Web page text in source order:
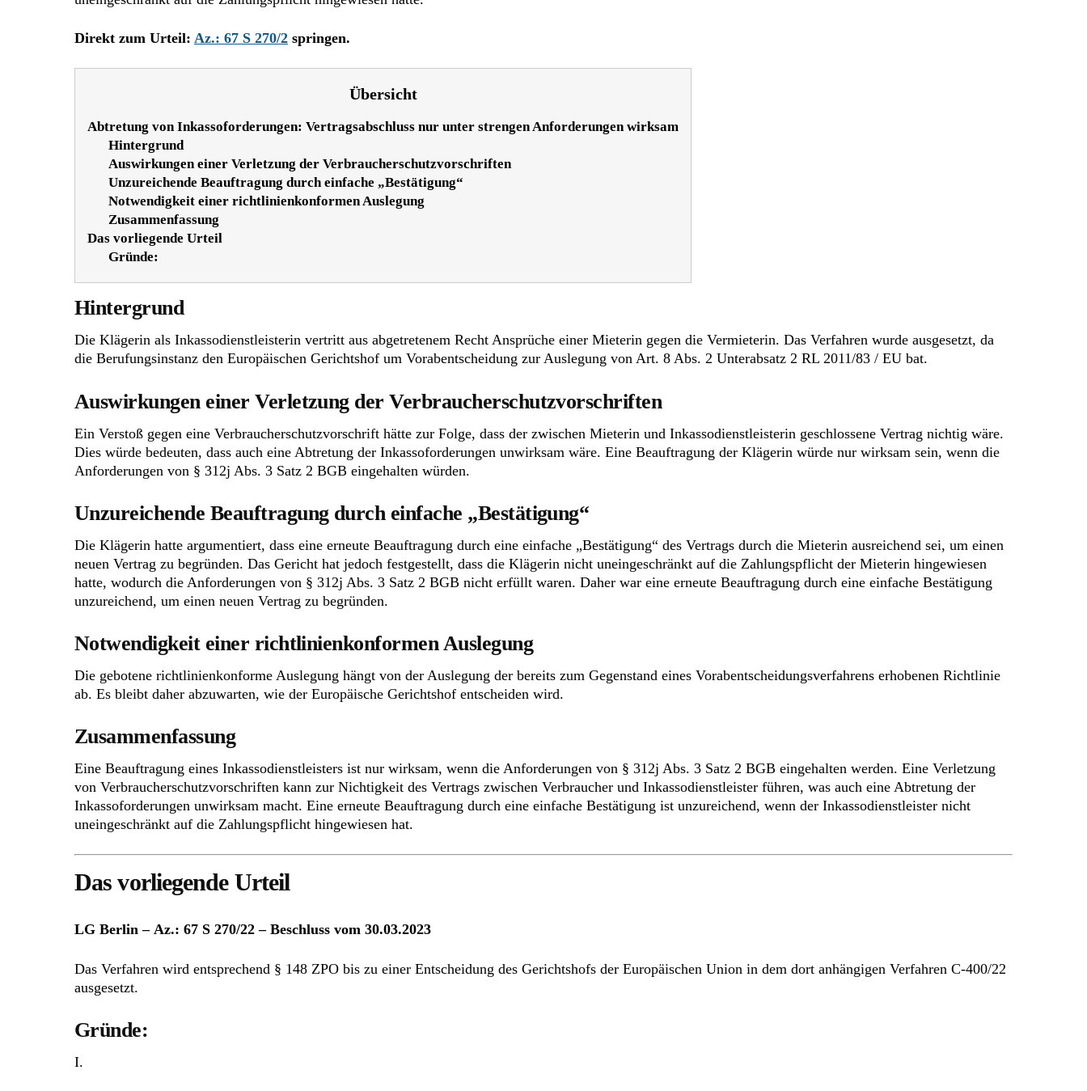
Direkt zum Urteil: Az.: 67 S 270/2 springen.
Übersicht
Abtretung von Inkassoforderungen: Vertragsabschluss nur unter strengen Anforderungen wirksam
Hintergrund
Auswirkungen einer Verletzung der Verbraucherschutzvorschriften
Unzureichende Beauftragung durch einfache „Bestätigung“
Notwendigkeit einer richtlinienkonformen Auslegung
Zusammenfassung
Das vorliegende Urteil
Gründe:
Hintergrund
Die Klägerin als Inkassodienstleisterin vertritt aus abgetretenem Recht Ansprüche einer Mieterin gegen die Vermieterin. Das Verfahren wurde ausgesetzt, da
die Berufungsinstanz den Europäischen Gerichtshof um Vorabentscheidung zur Auslegung von Art. 8 Abs. 2 Unterabsatz 2 RL 2011/83 / EU bat.
Auswirkungen einer Verletzung der Verbraucherschutzvorschriften
Ein Verstoß gegen eine Verbraucherschutzvorschrift hätte zur Folge, dass der zwischen Mieterin und Inkassodienstleisterin geschlossene Vertrag nichtig wäre.
Dies würde bedeuten, dass auch eine Abtretung der Inkassoforderungen unwirksam wäre. Eine Beauftragung der Klägerin würde nur wirksam sein, wenn die
Anforderungen von § 312j Abs. 3 Satz 2 BGB eingehalten würden.
Unzureichende Beauftragung durch einfache „Bestätigung“
Die Klägerin hatte argumentiert, dass eine erneute Beauftragung durch eine einfache „Bestätigung“ des Vertrags durch die Mieterin ausreichend sei, um einen
neuen Vertrag zu begründen. Das Gericht hat jedoch festgestellt, dass die Klägerin nicht uneingeschränkt auf die Zahlungspflicht der Mieterin hingewiesen
hatte, wodurch die Anforderungen von § 312j Abs. 3 Satz 2 BGB nicht erfüllt waren. Daher war eine erneute Beauftragung durch eine einfache Bestätigung
unzureichend, um einen neuen Vertrag zu begründen.
Notwendigkeit einer richtlinienkonformen Auslegung
Die gebotene richtlinienkonforme Auslegung hängt von der Auslegung der bereits zum Gegenstand eines Vorabentscheidungsverfahrens erhobenen Richtlinie
ab. Es bleibt daher abzuwarten, wie der Europäische Gerichtshof entscheiden wird.
Zusammenfassung
Eine Beauftragung eines Inkassodienstleisters ist nur wirksam, wenn die Anforderungen von § 312j Abs. 3 Satz 2 BGB eingehalten werden. Eine Verletzung
von Verbraucherschutzvorschriften kann zur Nichtigkeit des Vertrags zwischen Verbraucher und Inkassodienstleister führen, was auch eine Abtretung der
Inkassoforderungen unwirksam macht. Eine erneute Beauftragung durch eine einfache Bestätigung ist unzureichend, wenn der Inkassodienstleister nicht
uneingeschränkt auf die Zahlungspflicht hingewiesen hat.
Das vorliegende Urteil
LG Berlin – Az.: 67 S 270/22 – Beschluss vom 30.03.2023
Das Verfahren wird entsprechend § 148 ZPO bis zu einer Entscheidung des Gerichtshofs der Europäischen Union in dem dort anhängigen Verfahren C-400/22
ausgesetzt.
Gründe:
I.